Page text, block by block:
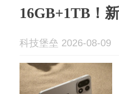
16GB+1TB！
科技堡垒 2026-08-09